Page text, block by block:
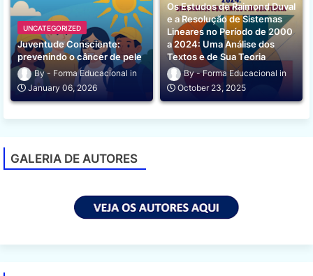
UNCATEGORIZED
Juventude Consciente:
prevenindo o câncer de pele
Forma Educacional
January 06, 2026
Os Estudos de Raimond Duval
e a Resolução de Sistemas
Lineares no Período de 2000
a 2024: Uma Análise dos
Textos e de Sua Teoria
Forma Educacional
October 23, 2025
GALERIA DE AUTORES